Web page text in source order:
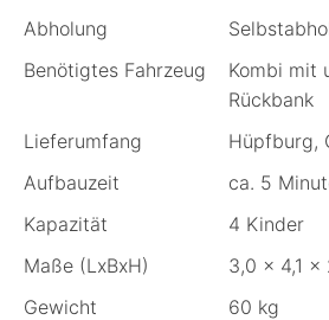
Abholung
Benötigtes Fahrzeug
Kombi mit
Rückbank
Lieferumfang
Hüpfburg,
Aufbauzeit
ca. 5
Kapazität
4 Kinder
Maße (LxBxH)
3,0 x 4,1 x
Gewicht
60 kg